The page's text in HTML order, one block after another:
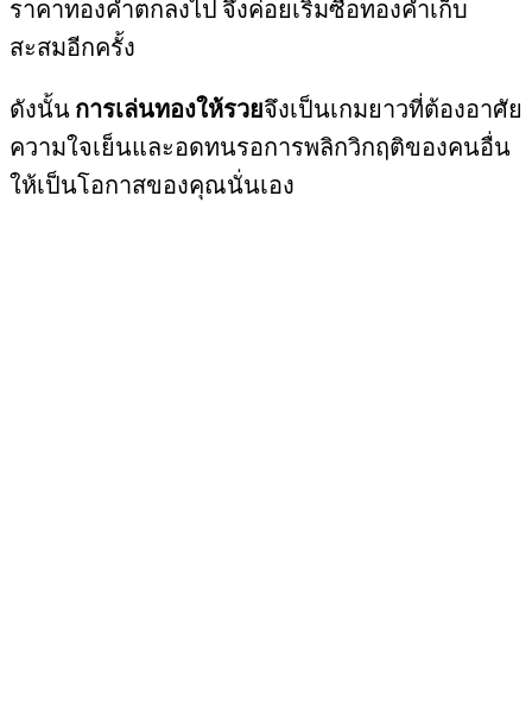
ราคาทองคำตกลงไป จึงค่อยเริ่มซื้อทองคำเก็บ
สะสมอีกครั้ง
ดังนั้นการเล่นทองให้รวยจึงเป็นเกมยาวที่ต้องอาศัย
ความใจเย็นและอดทนรอการพลิกวิกฤติของคนอื่น
ให้เป็นโอกาสของคุณนั่นเอง